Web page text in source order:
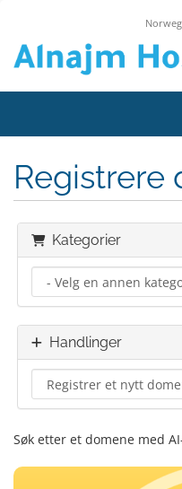
Registrere
Kategorier
Handlinger
Søk etter et domene med